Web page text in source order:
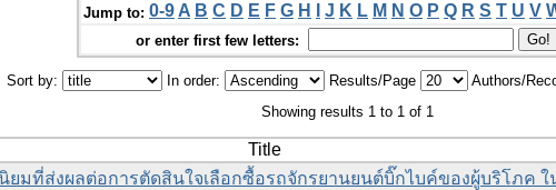
Jump to: 0-9 A B C D E F G H J K L M N O P Q R S T U V
or enter first few letters:
Sort by: In order: Results/Page
Authors/
Showing results 1 to 1 of 1
Title
มที่ส่งผลต่อการตัดสินใจเลือกซื้อรถจักรยานยนต์บิ๊กไบค์ของผู้บริโภค ใ